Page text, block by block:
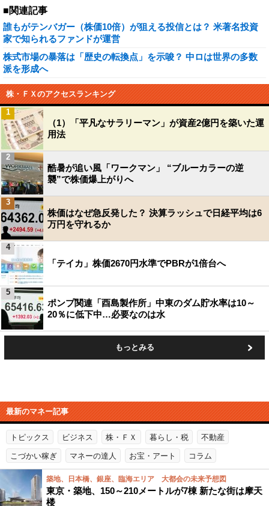
■関連記事
誰もがテンバガー（株価10倍）が狙える投信とは？ 米著名投資
家で知られるファンドが運営
株式市場の暴落は「歴史の転換点」を示唆？ 中ロは世界の多数
派を形成へ
株・ＦＸのアクセスランキング
（1）「平凡なサラリーマン」が資産2億円を築いた運
用法
1
酷暑が追い風「ワークマン」 “ブルーカラーの逆
襲”で株価爆上がりへ
2
株価はなぜ急反発した？ 決算ラッシュで日経平均は6
万円を守れるか
3
「テイカ」株価2670円水準でPBRが1倍台へ
4
ポンプ関連「酉島製作所」中東のダム貯水率は10～
20％に低下中…必要なのは水
5
もっとみる
最新のマネー記事
トピックス ビジネス 株・ＦＸ 暮らし・税 不動産
こづかい稼ぎ マネーの達人 お宝・アート コラム
築地、日本橋、銀座、臨海エリア 大都会の未来予想図
東京・築地、150～210メートルが7棟 新たな街は摩天
楼